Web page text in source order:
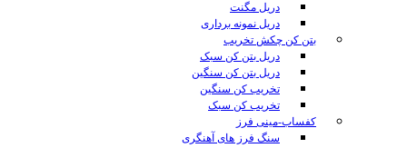
دریل مگنت
دریل نمونه برداری
بتن کن چکش تخریب
دریل بتن کن سبک
دریل بتن کن سنگین
تخریب کن سنگین
تخریب کن سبک
کفساب-مینی فرز
سنگ فرز های آهنگری